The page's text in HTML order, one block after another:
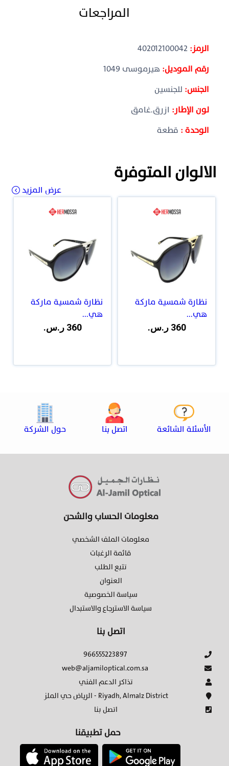
المراجعات
الرمز:402012100042
رقم الموديل: هيرموسى 1049
الجنس: للجنسين
لون الإطار: ازرق.غامق
الوحدة : قطعة
الالوان المتوفرة
عرض المزيد
نظارة شمسية ماركة
هي...
360 ر.س.
نظارة شمسية ماركة
هي...
360 ر.س.
حول الشركة اتصل بنا الأسئلة الشائعة
معلومات الحساب والشحن
معلومات الملف الشخصي
قائمة الرغبات
تتبع الطلب
العنوان
سياسة الخصوصية
سياسة الاسترجاع والاستبدال
اتصل بنا
966555223897
web@aljamiloptical.com.sa
تذاكر الدعم الفني
الرياض حي الملز - Riyadh, Almalz District
اتصل بنا
حمل تطبيقنا